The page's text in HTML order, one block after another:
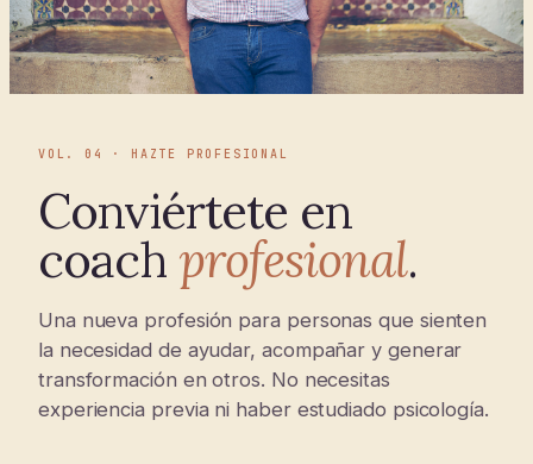
VOL. 04 · HAZTE PROFESIONAL
Conviértete en
coach profesional.
Una nueva profesión para personas que sienten
la necesidad de ayudar, acompañar y generar
transformación en otros. No necesitas
experiencia previa ni haber estudiado psicología.